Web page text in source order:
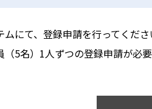
にて、登録申請を行ってくださ
5名）1人ずつの登録申請が必要